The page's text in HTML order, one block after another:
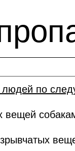
по
вещей